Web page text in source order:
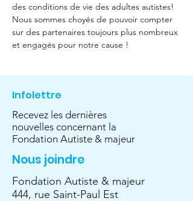
des conditions de vie des adultes autistes!
Nous sommes choyés de pouvoir compter
sur des partenaires toujours plus nombreux
et engagés pour notre cause !
Infolettre
Recevez les dernières
nouvelles concernant la
Fondation Autiste & majeur
Nous joindre
Fondation Autiste & majeur
444, rue Saint-Paul Est